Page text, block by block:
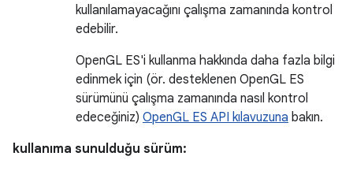
kullanılamayacağını çalışma zamanında kontrol
edebilir.
OpenGL ES'i kullanma hakkında daha fazla bilgi
edinmek için (ör. desteklenen OpenGL ES
sürümünü çalışma zamanında nasıl kontrol
edeceğiniz) OpenGL ES API kılavuzuna bakın.
kullanıma sunulduğu sürüm: